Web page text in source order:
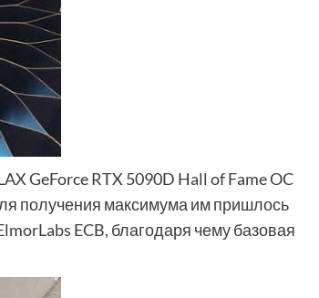
GeForce RTX 5090D Hall of Fame OC
получения максимума им пришлось
ECB, благодаря чему базовая